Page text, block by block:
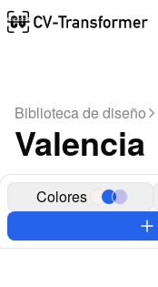
Biblioteca de diseño
Valencia
Colores